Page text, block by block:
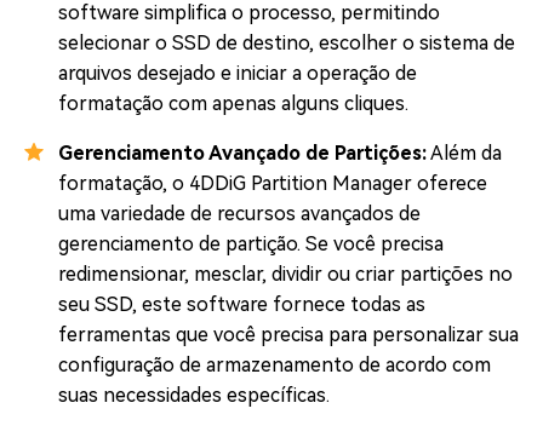
software simplifica o processo, permitindo
selecionar o SSD de destino, escolher o sistema de
arquivos desejado e iniciar a operação de
formatação com apenas alguns cliques.
Gerenciamento Avançado de Partições:Além da
formatação, o 4DDiG Partition Manager oferece
uma variedade de recursos avançados de
gerenciamento de partição. Se você precisa
redimensionar, mesclar, dividir ou criar partições no
seu SSD, este software fornece todas as
ferramentas que você precisa para personalizar sua
configuração de armazenamento de acordo com
suas necessidades específicas.